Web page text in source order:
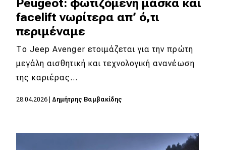
Peugeot: φωτιζόμενη μάσκα και
facelift νωρίτερα απ’ ό,τι
περιμέναμε
Το Jeep Avenger ετοιμάζεται για την πρώτη
μεγάλη αισθητική και τεχνολογική ανανέωση
της καριέρας…
28.04.2026 Δημήτρης Βαμβακίδης